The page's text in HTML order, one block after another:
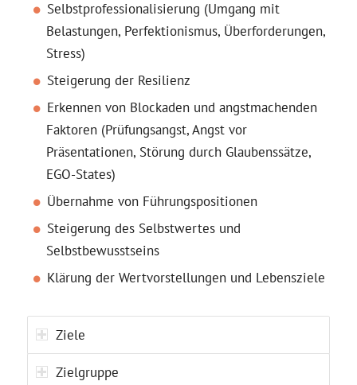
Selbstprofessionalisierung (Umgang mit
Belastungen, Perfektionismus, Überforderungen,
Stress)
Steigerung der Resilienz
Erkennen von Blockaden und angstmachenden
Faktoren (Prüfungsangst, Angst vor
Präsentationen, Störung durch Glaubenssätze,
EGO-States)
Übernahme von Führungspositionen
Steigerung des Selbstwertes und
Selbstbewusstseins
Klärung der Wertvorstellungen und Lebensziele
Ziele
Zielgruppe